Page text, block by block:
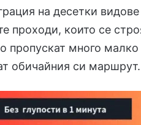
на десетки
проходи, които се
пропускат много
обичайния си маршрут.